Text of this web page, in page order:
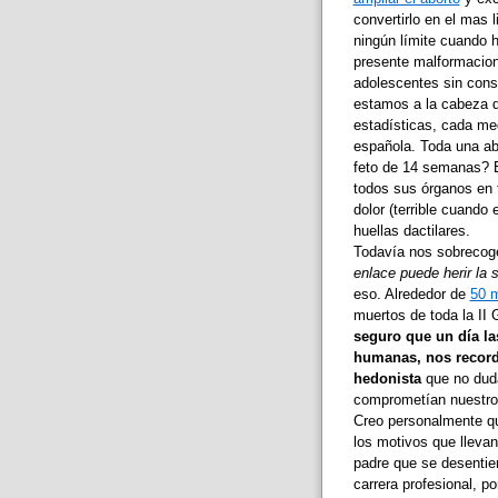
convertirlo en el mas
ningún límite cuando
presente
adolescentes sin
estamos a la cabeza
estadísticas, cada
española. Toda una
feto de 14 semanas?
todos sus órganos
dolor (terrible cuando
huellas dactilares.
Todavía nos
enlace puede herir la
eso. Alrededor de 50
muertos de toda la II
seguro que un día
humanas, nos
hedonistaque no
comprometían
Creo personalmente
los motivos que
padre que se
carrera profesional,